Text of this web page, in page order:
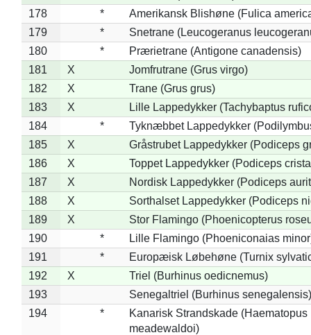
178
*
Amerikansk Blishøne (Fulica
179
*
Snetrane (Leucogeranus
180
*
Prærietrane (Antigone canadensis)
181
X
Jomfrutrane (Grus virgo)
182
X
Trane (Grus grus)
183
X
Lille Lappedykker (Tachybaptus
184
*
Tyknæbbet Lappedykker
185
X
Gråstrubet Lappedykker (Podiceps
186
X
Toppet Lappedykker (Podiceps
187
X
Nordisk Lappedykker (Podiceps
188
X
Sorthalset Lappedykker (Podiceps
189
X
Stor Flamingo (Phoenicopterus
190
*
Lille Flamingo (Phoeniconaias
191
*
Europæisk Løbehøne (Turnix
192
X
Triel (Burhinus oedicnemus)
193
Senegaltriel (Burhinus senegalensis)
194
*
Kanarisk Strandskade (Haematopus
meadewaldoi)